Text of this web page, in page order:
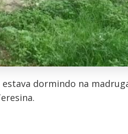
dormindo na